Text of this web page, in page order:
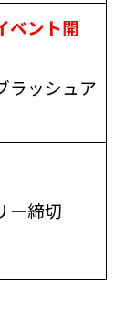
ベント開
ラッシュア
ー締切